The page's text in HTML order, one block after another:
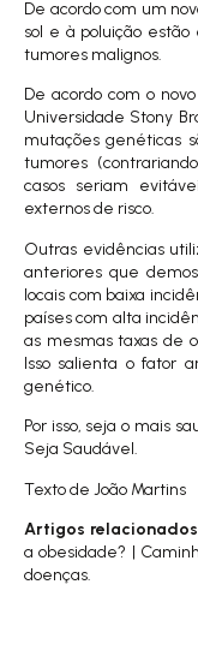
De acordo com um
sol e à poluição
tumores malignos.
De acordo com o
Universidade Stony
mutações genéticas
tumores
casos seriam
externos de risco.
Outras evidências
anteriores que
locais com baixa
países com alta
as mesmas taxas de
Isso salienta o fator
genético.
Por isso, seja o mais
Seja Saudável.
Texto de João Martins
Artigos relacionados
a obesidade? |
doenças.